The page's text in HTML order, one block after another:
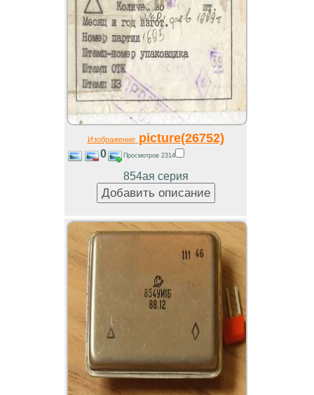
Изображениеpicture(26752)
0 Просмотров 2314
854ая серия